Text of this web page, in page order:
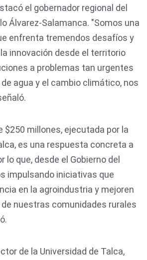
el gobernador regional del
Álvarez-Salamanca. "Somos una
enfrenta tremendos desafíos y
innovación desde el territorio
a problemas tan urgentes
agua y el cambio climático, nos
$250 millones, ejecutada por la
es una respuesta concreta a
lo que, desde el Gobierno del
impulsando iniciativas que
en la agroindustria y mejoren
de nuestras comunidades rurales
de la Universidad de Talca,